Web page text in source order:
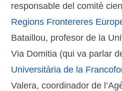
responsable del comitè
Regions Frontereres
Bataillou, profesor de la
Via Domitia (qui va parlar
Universitària de la
Valera, coordinador de